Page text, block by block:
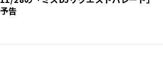
予告